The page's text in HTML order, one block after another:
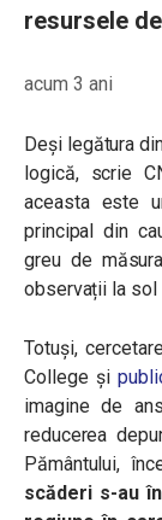
resursele
acum 3 ani
Deși legătura
logică, scrie
aceasta este
principal din
greu de
observații la sol
Totuși,
College și
imagine de
reducerea
Pământului,
scăderi s-au